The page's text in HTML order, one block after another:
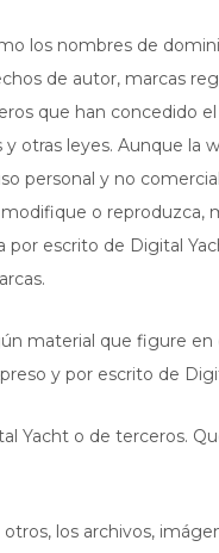
los nombres de
de autor, marcas
que han concedido
otras leyes. Aunque la
personal y no
o reproduzca,
escrito de Digital
material que figure
y por escrito de
Yacht o de terceros.
los archivos,